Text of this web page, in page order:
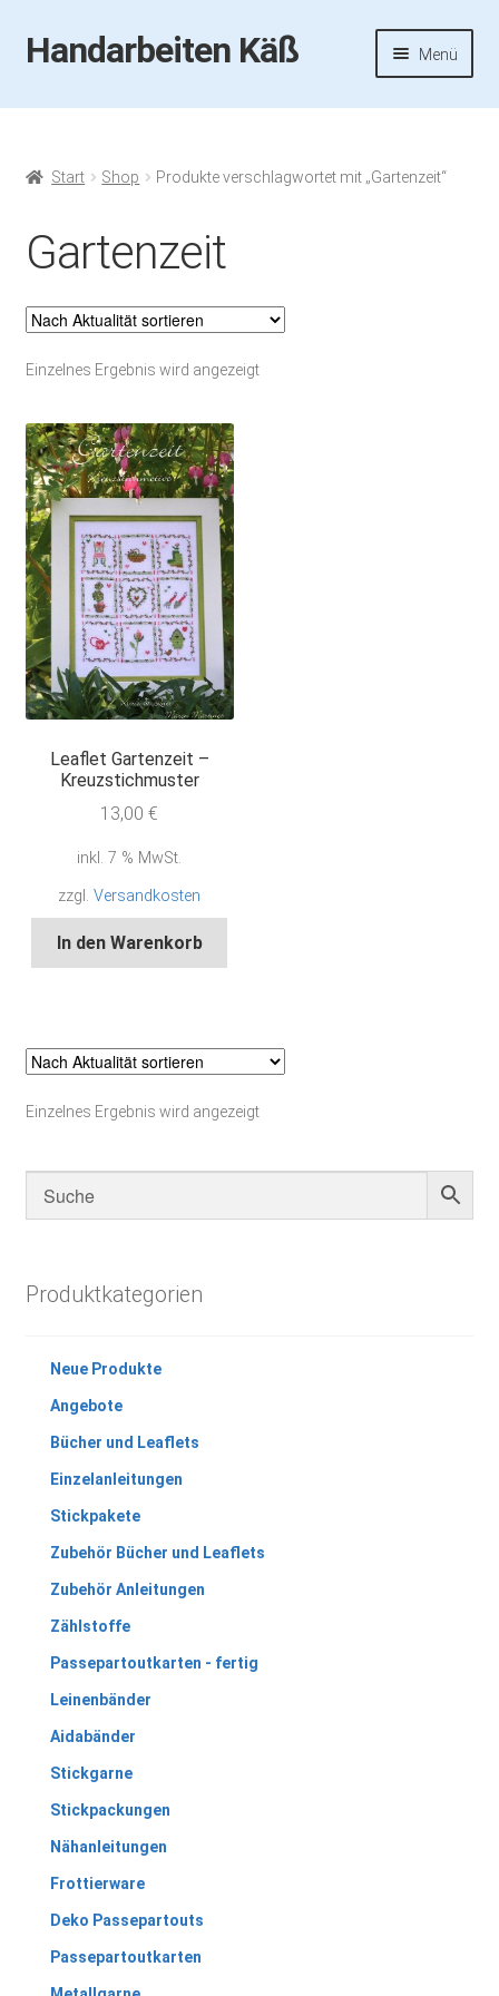
Zur
Navigation
Zum
Inhalt
Handarbeiten Käß Menü
Startseite
Aktuelles
Mein Konto
Start Shop Produkte verschlagwortet mit „Gartenzeit“
Gartenzeit
Einzelnes Ergebnis wird angezeigt
Leaflet Gartenzeit –
Kreuzstichmuster
13,00€
inkl. 7 % MwSt.
zzgl.Versandkosten
In den Warenkorb
Einzelnes Ergebnis wird angezeigt
Produktkategorien
Neue Produkte
Angebote
Bücher und Leaflets
Einzelanleitungen
Stickpakete
Zubehör Bücher und Leaflets
Zubehör Anleitungen
Zählstoffe
Passepartoutkarten - fertig
Leinenbänder
Aidabänder
Stickgarne
Stickpackungen
Nähanleitungen
Frottierware
Deko Passepartouts
Passepartoutkarten